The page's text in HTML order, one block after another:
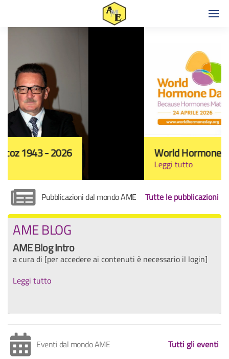
World Hormone Day 2026
Pubblicazioni dal mondo AME Tutte le pubblicazioni
AME BLOG
AME Blog Intro
a cura di [per accedere ai contenuti è necessario il login]
Leggi tutto
Eventi dal mondo AME Tutti gli eventi